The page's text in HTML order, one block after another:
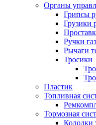
Органы
Грипсы
Грузики
Ручки
Рычаги
Тросики
Пластик
Топливная
Тормозная
Колодки